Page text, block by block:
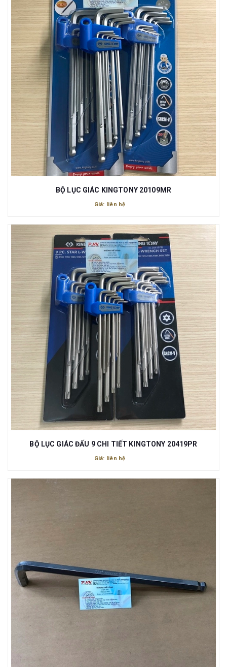
BỘ LỤC GIÁC KINGTONY 20109MR
Giá: liên hệ
BỘ LỤC GIÁC ĐẤU 9 CHI TIẾT KINGTONY 20419PR
Giá: liên hệ